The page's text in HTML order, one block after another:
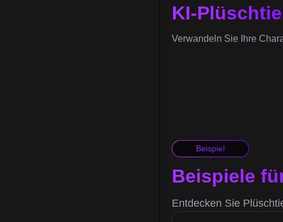
KI-
Verwandeln Sie Ihre
Beispiel
Beispiele
Entdecken Sie